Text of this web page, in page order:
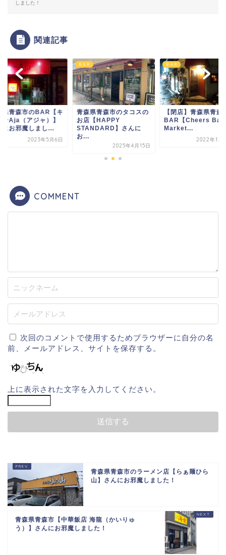
しました！
関連記事
県青森市のBAR【キ
ンAja（アジャ）】
にお邪魔しまし...
2023年5月6日
ＢＡＲ
青森県青森市のタコスの
お店【HAPPY
STANDARD】さんに
お...
2025年4月15日
ＢＡＲ
【閉店】青森県青森
BAR【Cheers
Market...
2022年12
COMMENT
次回のコメントで使用するためブラウザーに自分の名
前、メールアドレス、サイトを保存する。
上に表示された文字を入力してください。
青森県青森市のラーメン店【らぁ麺ひら
山】さんにお邪魔しました！
青森県青森市【中華飯店 海龍（かいりゅ
う）】さんにお邪魔しました！